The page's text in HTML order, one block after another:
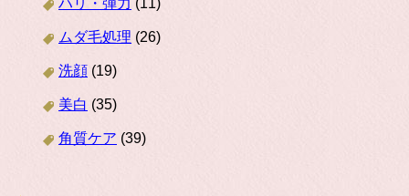
ハリ・弾力 (11)
ムダ毛処理 (26)
洗顔 (19)
美白 (35)
角質ケア (39)